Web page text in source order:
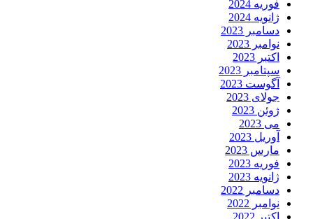
فوریه 2024
ژانویه 2024
دسامبر 2023
نوامبر 2023
اکتبر 2023
سپتامبر 2023
آگوست 2023
جولای 2023
ژوئن 2023
می 2023
آوریل 2023
مارس 2023
فوریه 2023
ژانویه 2023
دسامبر 2022
نوامبر 2022